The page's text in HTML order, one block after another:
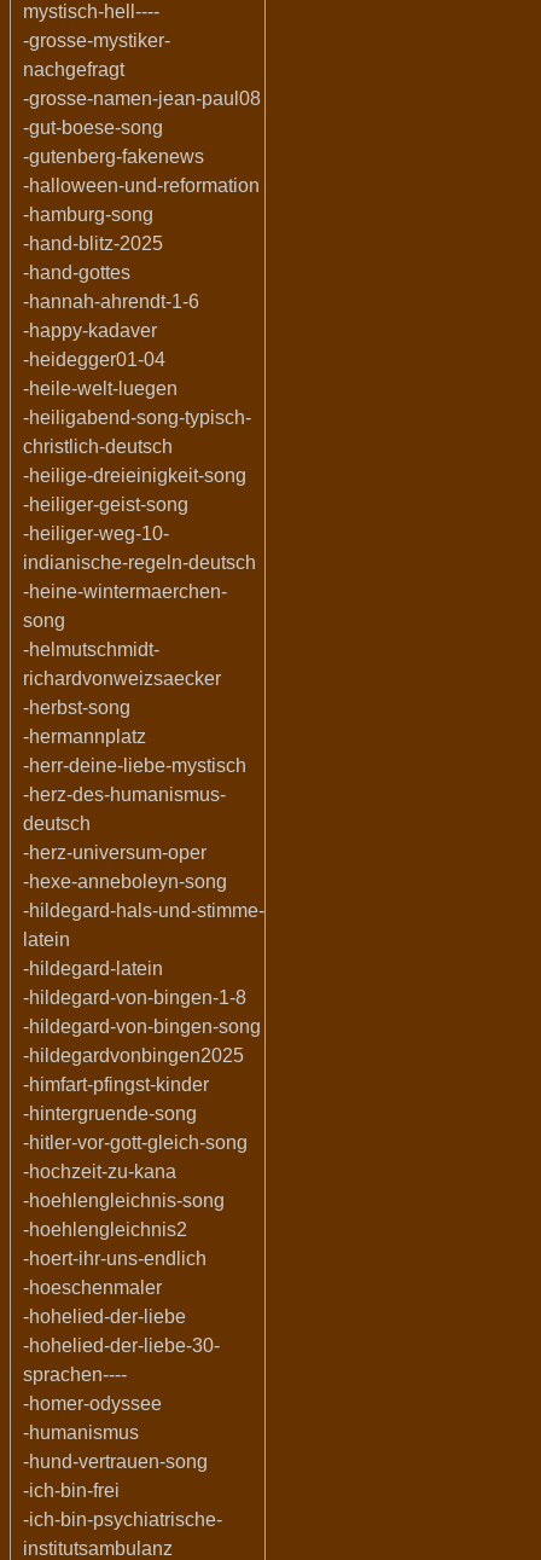
mystisch-hell----
-grosse-mystiker-
nachgefragt
-grosse-namen-jean-paul08
-gut-boese-song
-gutenberg-fakenews
-halloween-und-reformation
-hamburg-song
-hand-blitz-2025
-hand-gottes
-hannah-ahrendt-1-6
-happy-kadaver
-heidegger01-04
-heile-welt-luegen
-heiligabend-song-typisch-
christlich-deutsch
-heilige-dreieinigkeit-song
-heiliger-geist-song
-heiliger-weg-10-
indianische-regeln-deutsch
-heine-wintermaerchen-
song
-helmutschmidt-
richardvonweizsaecker
-herbst-song
-hermannplatz
-herr-deine-liebe-mystisch
-herz-des-humanismus-
deutsch
-herz-universum-oper
-hexe-anneboleyn-song
-hildegard-hals-und-stimme-
latein
-hildegard-latein
-hildegard-von-bingen-1-8
-hildegard-von-bingen-song
-hildegardvonbingen2025
-himfart-pfingst-kinder
-hintergruende-song
-hitler-vor-gott-gleich-song
-hochzeit-zu-kana
-hoehlengleichnis-song
-hoehlengleichnis2
-hoert-ihr-uns-endlich
-hoeschenmaler
-hohelied-der-liebe
-hohelied-der-liebe-30-
sprachen----
-homer-odyssee
-humanismus
-hund-vertrauen-song
-ich-bin-frei
-ich-bin-psychiatrische-
institutsambulanz